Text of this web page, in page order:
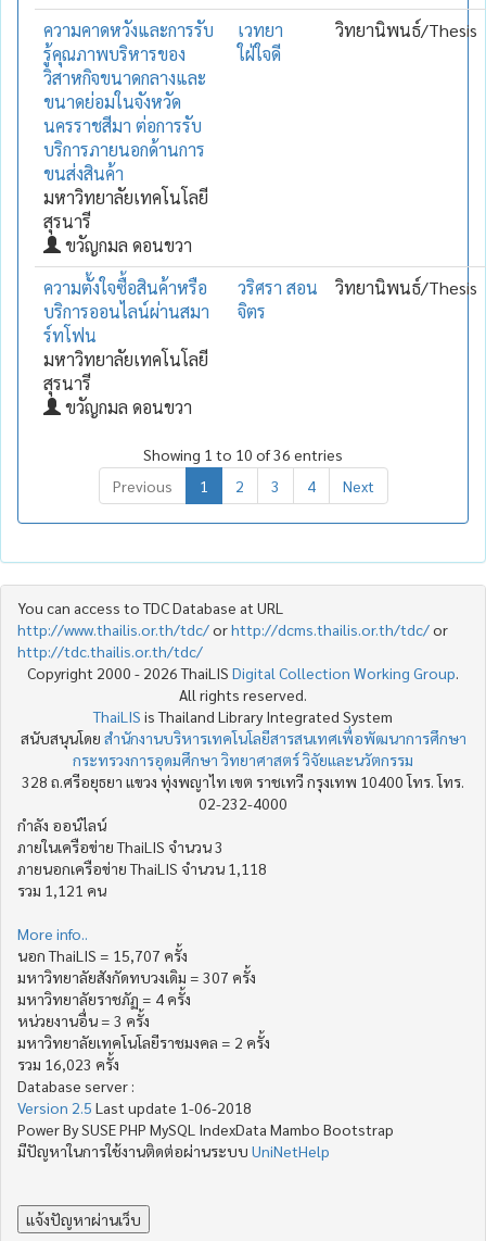
ความคาดหวังและการรับ
รู้คุณภาพบริหารของ
วิสาหกิจขนาดกลางและ
ขนาดย่อมในจังหวัด
นครราชสีมา ต่อการรับ
บริการภายนอกด้านการ
ขนส่งสินค้า
มหาวิทยาลัยเทคโนโลยี
สุรนารี
ขวัญกมล ดอนขวา
เวทยา
ใฝ่ใจดี
วิทยานิพนธ์/Thesis
ความตั้งใจซื้อสินค้าหรือ
บริการออนไลน์ผ่านสมา
ร์ทโฟน
มหาวิทยาลัยเทคโนโลยี
สุรนารี
ขวัญกมล ดอนขวา
วริศรา สอน
จิตร
วิทยานิพนธ์/Thesis
Showing 1 to 10 of 36 entries
Previous
1 2 3 4 Next
You can access to TDC Database at URL
http://www.thailis.or.th/tdc/orhttp://dcms.thailis.or.th/tdc/or
http://tdc.thailis.or.th/tdc/
Copyright 2000 - 2026 ThaiLIS Digital Collection Working Group
All rights reserved.
ThaiLIS is Thailand Library Integrated System
สนับสนุนโดย สำนักงานบริหารเทคโนโลยีสารสนเทศเพื่อพัฒนาการศึกษา
กระทรวงการอุดมศึกษา วิทยาศาสตร์ วิจัยและนวัตกรรม
328 ถ.ศรีอยุธยา แขวง ทุ่งพญาไท เขต ราชเทวี กรุงเทพ 10400 โทร. โทร.
02-232-4000
กำลัง ออน์ไลน์
ภายในเครือข่าย ThaiLIS จำนวน 3
ภายนอกเครือข่าย ThaiLIS จำนวน 1,118
รวม 1,121 คน
More info..
นอก ThaiLIS = 15,707 ครั้ง
มหาวิทยาลัยสังกัดทบวงเดิม = 307 ครั้ง
มหาวิทยาลัยราชภัฏ = 4 ครั้ง
หน่วยงานอื่น = 3 ครั้ง
มหาวิทยาลัยเทคโนโลยีราชมงคล = 2 ครั้ง
รวม 16,023 ครั้ง
Database server :
Version 2.5 Last update 1-06-2018
Power By SUSE PHP MySQL IndexData Mambo Bootstrap
มีปัญหาในการใช้งานติดต่อผ่านระบบ UniNetHelp